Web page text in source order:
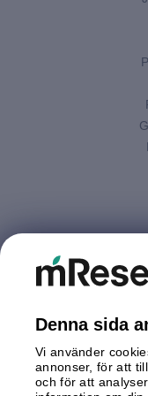
Denna sida
Vi använder
annonser, för att
och för att